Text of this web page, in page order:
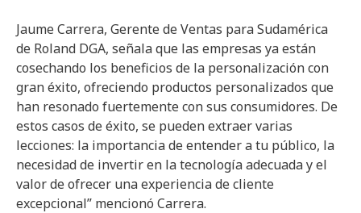
Jaume Carrera, Gerente de Ventas para Sudamérica
de Roland DGA, señala que las empresas ya están
cosechando los beneficios de la personalización con
gran éxito, ofreciendo productos personalizados que
han resonado fuertemente con sus consumidores. De
estos casos de éxito, se pueden extraer varias
lecciones: la importancia de entender a tu público, la
necesidad de invertir en la tecnología adecuada y el
valor de ofrecer una experiencia de cliente
excepcional” mencionó Carrera.